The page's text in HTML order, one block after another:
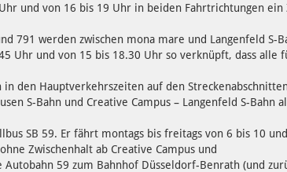
und von 16 bis 19 Uhr in beiden Fahrtrichtungen ein
791 werden zwischen mona mare und Langenfeld S-
Uhr und von 15 bis 18.30 Uhr so verknüpft, dass alle
den Hauptverkehrszeiten auf den
S-Bahn und Creative Campus – Langenfeld S-Bahn
SB 59. Er fährt montags bis freitags von 6 bis 10
Zwischenhalt ab Creative Campus und
59 zum Bahnhof Düsseldorf-Benrath (und